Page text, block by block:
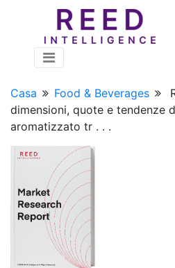
Casa Food & Beverages
dimensioni, quote e tendenze
aromatizzato tr . . .